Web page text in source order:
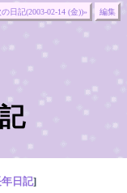
の日記(2003-02-14 (金))» 編集
年日記]